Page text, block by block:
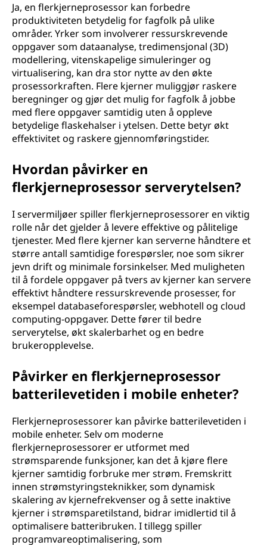
Ja, en flerkjerneprosessor kan forbedre
produktiviteten betydelig for fagfolk på ulike
områder. Yrker som involverer ressurskrevende
oppgaver som dataanalyse, tredimensjonal (3D)
modellering, vitenskapelige simuleringer og
virtualisering, kan dra stor nytte av den økte
prosessorkraften. Flere kjerner muliggjør raskere
beregninger og gjør det mulig for fagfolk å jobbe
med flere oppgaver samtidig uten å oppleve
betydelige flaskehalser i ytelsen. Dette betyr økt
effektivitet og raskere gjennomføringstider.
Hvordan påvirker en
flerkjerneprosessor serverytelsen?
I servermiljøer spiller flerkjerneprosessorer en viktig
rolle når det gjelder å levere effektive og pålitelige
tjenester. Med flere kjerner kan serverne håndtere et
større antall samtidige forespørsler, noe som sikrer
jevn drift og minimale forsinkelser. Med muligheten
til å fordele oppgaver på tvers av kjerner kan servere
effektivt håndtere ressurskrevende prosesser, for
eksempel databaseforespørsler, webhotell og cloud
computing-oppgaver. Dette fører til bedre
serverytelse, økt skalerbarhet og en bedre
brukeropplevelse.
Påvirker en flerkjerneprosessor
batterilevetiden i mobile enheter?
Flerkjerneprosessorer kan påvirke batterilevetiden i
mobile enheter. Selv om moderne
flerkjerneprosessorer er utformet med
strømsparende funksjoner, kan det å kjøre flere
kjerner samtidig forbruke mer strøm. Fremskritt
innen strømstyringsteknikker, som dynamisk
skalering av kjernefrekvenser og å sette inaktive
kjerner i strømsparetilstand, bidrar imidlertid til å
optimalisere batteribruken. I tillegg spiller
programvareoptimalisering, som